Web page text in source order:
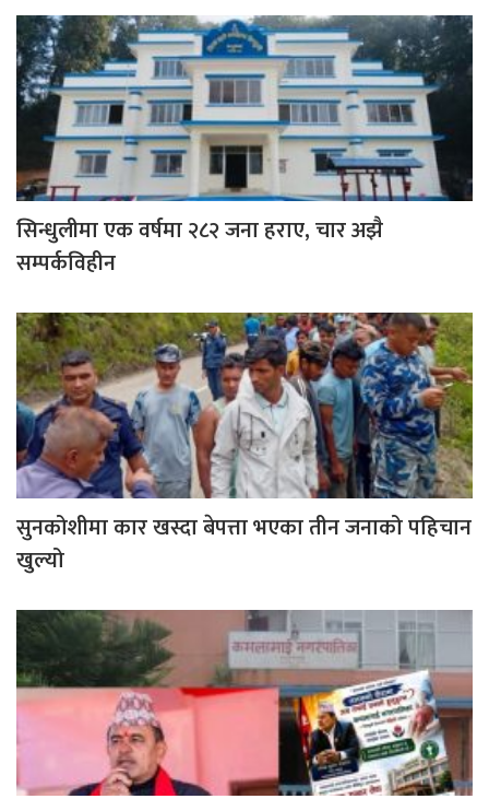
सिन्धुलीमा एक वर्षमा २८२ जना हराए, चार अझै
सम्पर्कविहीन
सुनकोशीमा कार खस्दा बेपत्ता भएका तीन जनाको पहिचान
खुल्यो